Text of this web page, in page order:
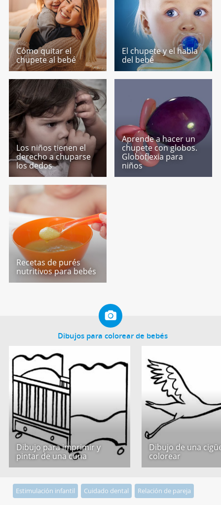
Cómo quitar el
chupete al bebé
El chupete y el habla
del bebé
Los niños tienen el
derecho a chuparse
los dedos
Aprende a hacer un
chupete con globos.
Globoflexia para
niños
Recetas de purés
nutritivos para bebés
Dibujos para colorear de bebés
Dibujo para imprimir y
pintar de una cuna
Dibujo de una
colorear
Estimulación infantil Cuidado dental Relación de pareja